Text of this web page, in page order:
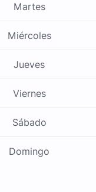
Martes
Miércoles
Jueves
Viernes
Sábado
Domingo